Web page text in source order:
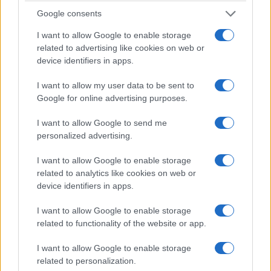
Google consents
I want to allow Google to enable storage
related to advertising like cookies on web or
device identifiers in apps.
I want to allow my user data to be sent to
Google for online advertising purposes.
I want to allow Google to send me
personalized advertising.
I want to allow Google to enable storage
related to analytics like cookies on web or
device identifiers in apps.
I want to allow Google to enable storage
related to functionality of the website or app.
I want to allow Google to enable storage
related to personalization.